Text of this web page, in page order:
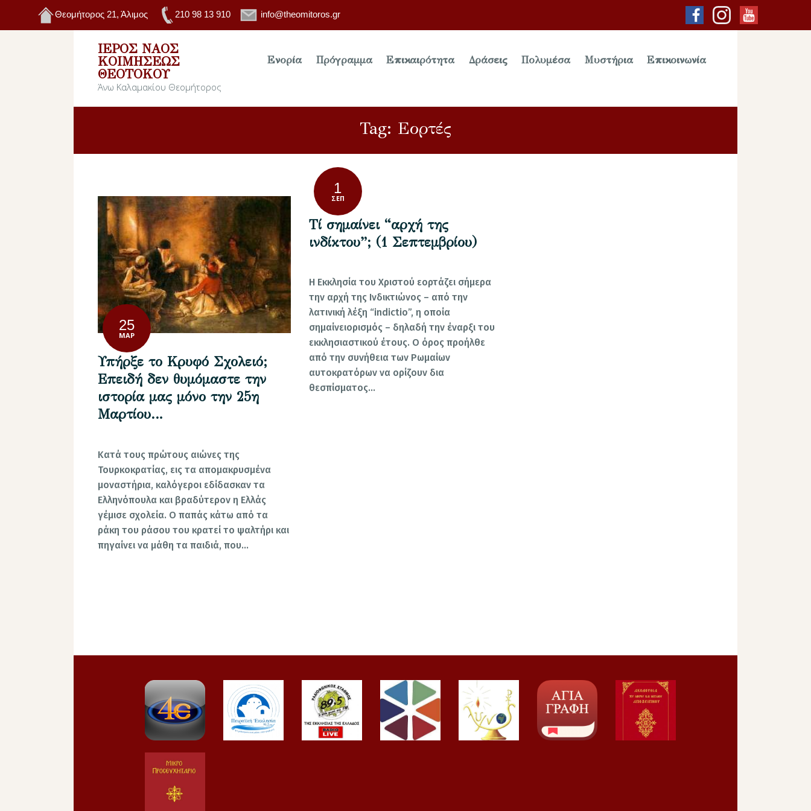
Θεομήτορος 21, Άλιμος 210 98 13 910 info@theomitoros.gr
ΙΕΡΌΣ ΝΑΌΣ
ΚΟΙΜΉΣΕΩΣ
ΘΕΟΤΌΚΟΥ
Άνω Καλαμακίου Θεομήτορος
Ενορία Πρόγραμμα Επικαιρότητα Δράσεις Πολυμέσα Μυστήρια Επικοινωνία
Tag: Εορτές
25
ΜΑΡ
Υπήρξε το Κρυφό Σχολειό;
Επειδή δεν θυμόμαστε την
ιστορία μας μόνο την 25η
Μαρτίου…
Κατά τους πρώτους αιώνες της
Τουρκοκρατίας, εις τα απομακρυσμένα
μοναστήρια, καλόγεροι εδίδασκαν τα
Ελληνόπουλα και βραδύτερον η Ελλάς
γέμισε σχολεία. Ο παπάς κάτω από τα
ράκη του ράσου του κρατεί το ψαλτήρι και
πηγαίνει να μάθη τα παιδιά, που…
1
ΣΕΠ
Τί σημαίνει “αρχή της
ινδίκτου”; (1 Σεπτεμβρίου)
Η Εκκλησία του Χριστού εορτάζει σήμερα
την αρχή της Ινδικτιώνος – από την
λατινική λέξη “indictio”, η οποία
σημαίνειορισμός – δηλαδή την έναρξι του
εκκλησιαστικού έτους. Ο όρος προήλθε
από την συνήθεια των Ρωμαίων
αυτοκρατόρων να ορίζουν δια
θεσπίσματος…